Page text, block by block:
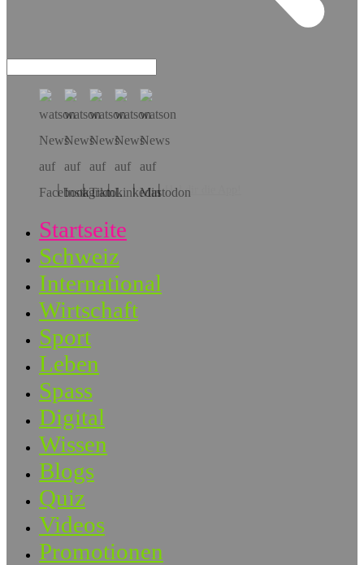
Hol dir die App!
Startseite
Schweiz
International
Wirtschaft
Sport
Leben
Spass
Digital
Wissen
Blogs
Quiz
Videos
Promotionen